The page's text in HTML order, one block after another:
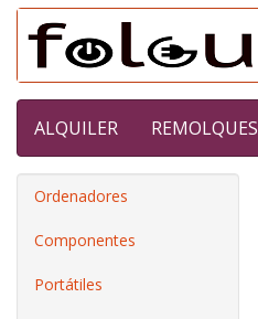
ALQUILER REMOLQUES
Ordenadores
Componentes
Portátiles